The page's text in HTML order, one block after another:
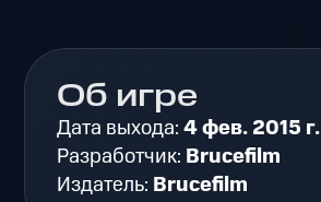
Об игре
Дата выхода:4 фев. 2015 г.
Разработчик: Brucefilm
Издатель: Brucefilm